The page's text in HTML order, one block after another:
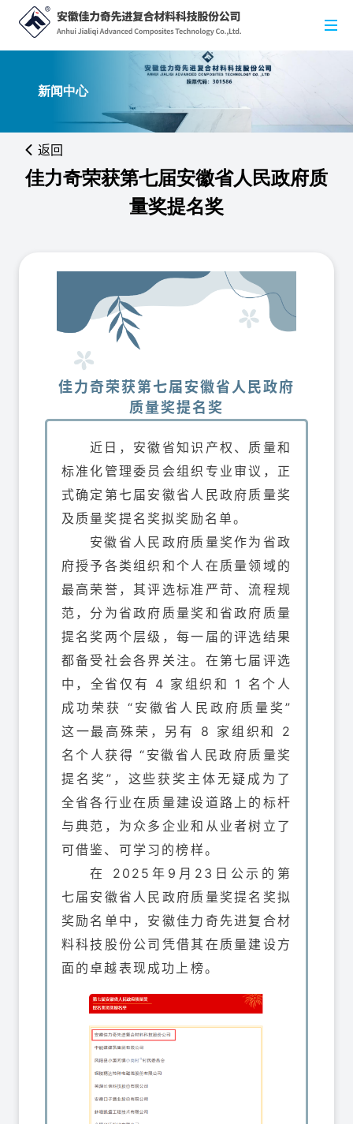
新闻中心
​佳力奇荣获第七届安徽省人民政府质
量奖提名奖
佳力奇荣获第七届安徽省人民政府
质量奖提名奖
近日，安徽省知识产权、质量和
标准化管理委员会组织专业审议，正
式确定第七届安徽省人民政府质量奖
及质量奖提名奖拟奖励名单。
安徽省人民政府质量奖作为省政
府授予各类组织和个人在质量领域的
最高荣誉，其评选标准严苛、流程规
范，分为省政府质量奖和省政府质量
提名奖两个层级，每一届的评选结果
都备受社会各界关注。在第七届评选
中，全省仅有 4 家组织和 1 名个人
成功荣获 “安徽省人民政府质量奖”
这一最高殊荣，另有 8 家组织和 2
名个人获得 “安徽省人民政府质量奖
提名奖”，这些获奖主体无疑成为了
全省各行业在质量建设道路上的标杆
与典范，为众多企业和从业者树立了
可借鉴、可学习的榜样。
在 2025年9月23日公示的第
七届安徽省人民政府质量奖提名奖拟
奖励名单中，安徽佳力奇先进复合材
料科技股份公司凭借其在质量建设方
面的卓越表现成功上榜。
返回